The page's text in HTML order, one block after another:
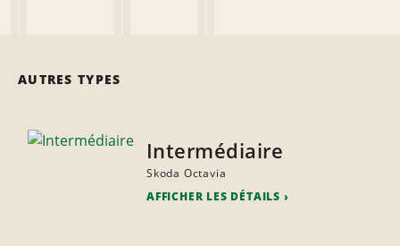
AUTRES TYPES
Intermédiaire
Skoda Octavia
AFFICHER LES DÉTAILS